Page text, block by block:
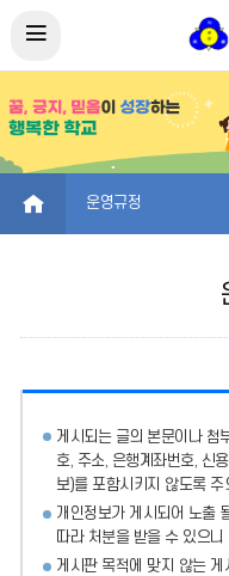
HOME 운영규정
게시되는 글의 본문이나 첨
호, 주소, 은행계좌번호, 신
보)를 포함시키지 않도록 주
개인정보가 게시되어 노출
따라 처분을 받을 수 있으니
게시판 목적에 맞지 않는